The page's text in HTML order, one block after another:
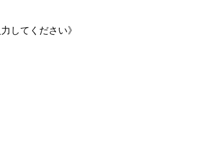
してください》